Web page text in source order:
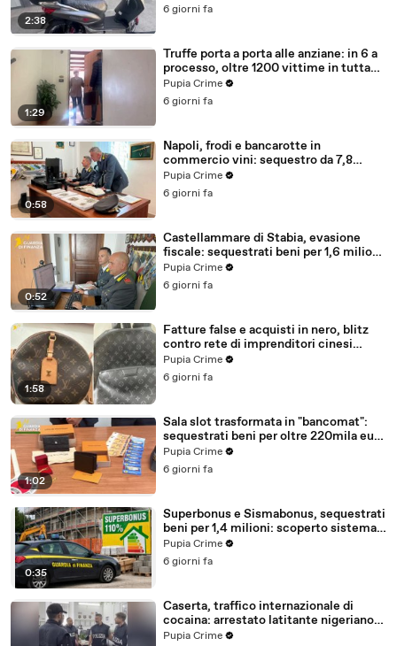
2:38
6 giorni fa
1:29
Truffe porta a porta alle anziane: in 6 a
processo, oltre 1200 vittime in tutta
Italia (30.07.26)
Pupia Crime
6 giorni fa
0:58
Napoli, frodi e bancarotte in
commercio vini: sequestro da 7,8
milioni (30.07.26)
Pupia Crime
6 giorni fa
0:52
Castellammare di Stabia, evasione
fiscale: sequestrati beni per 1,6 milioni
ad un consorzio navale (29.07.26)
Pupia Crime
6 giorni fa
1:58
Fatture false e acquisti in nero, blitz
contro rete di imprenditori cinesi
sequestri per 8,5 milioni (29.07.26)
Pupia Crime
6 giorni fa
1:02
Sala slot trasformata in "bancomat":
sequestrati beni per oltre 220mila euro
a due coniugi (29.07.26)
Pupia Crime
6 giorni fa
0:35
Superbonus e Sismabonus, sequestrati
beni per 1,4 milioni: scoperto sistema
con false abitazioni (29.07.26)
Pupia Crime
6 giorni fa
Caserta, traffico internazionale di
cocaina: arrestato latitante nigeriano
ricercato dal 2019 (28.07.26)
Pupia Crime